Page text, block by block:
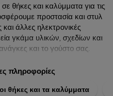
θήκες και καλύμματα για τις
προστασία και στυλ
άλλες ηλεκτρονικές
γκάμα υλικών, σχεδίων και
και το γούστο σας.
δίνετε ένα
σας με τις κορυφαίες
πληροφορίες
θήκες και τα καλύμματα